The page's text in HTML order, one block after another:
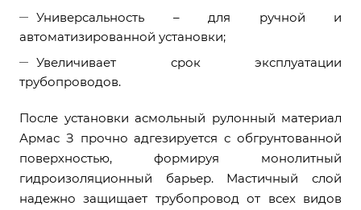
Универсальность – для ручной и
автоматизированной установки;
Увеличивает срок эксплуатации
трубопроводов.
После установки асмольный рулонный материал
Армас З прочно адгезируется с обгрунтованной
поверхностью, формируя монолитный
гидроизоляционный барьер. Мастичный слой
надежно защищает трубопровод от всех видов